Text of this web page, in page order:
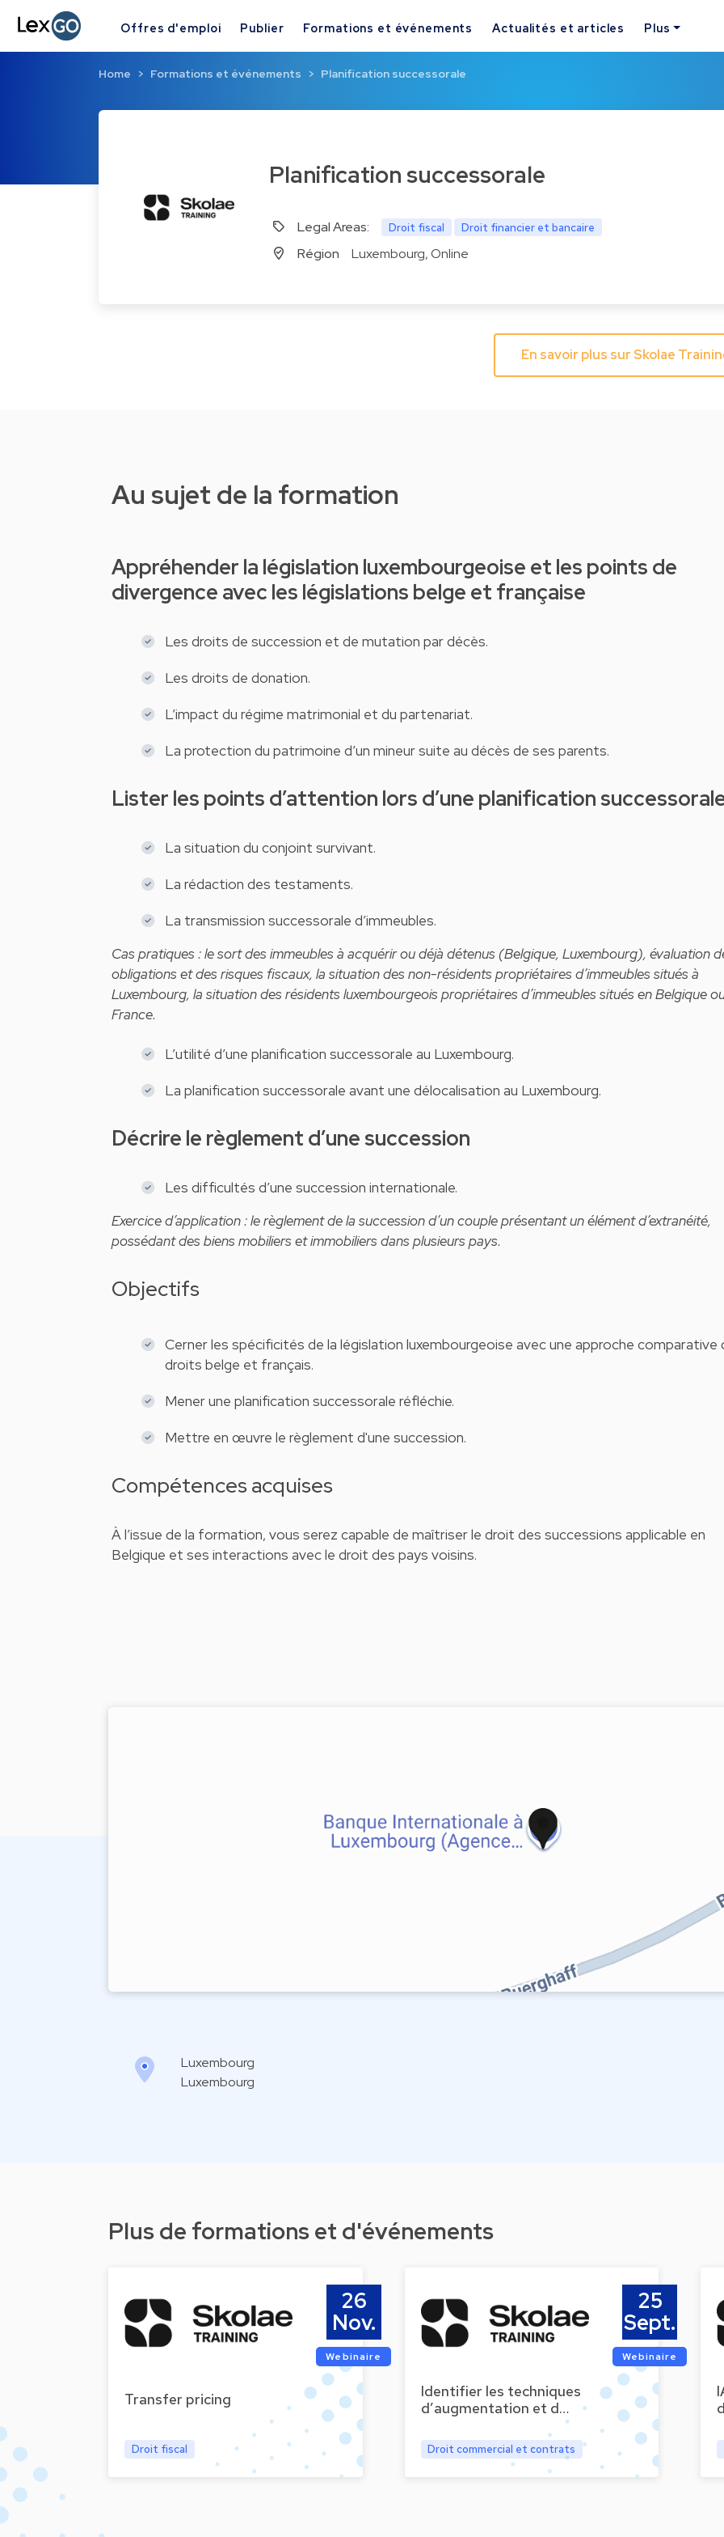
Offres d'emploi Publier Formations et événements Actualités et articles Plus
Home Formations et événements Planification successorale
Planification successorale
Legal Areas: Droit fiscal Droit financier et bancaire
Région Luxembourg, Online
En savoir plus sur Skolae
Au sujet de la formation
Appréhender la législation luxembourgeoise et les points de
divergence avec les législations belge et française
Les droits de succession et de mutation par décès.
Les droits de donation.
L’impact du régime matrimonial et du partenariat.
La protection du patrimoine d’un mineur suite au décès de ses parents.
Lister les points d’attention lors d’une planification
La situation du conjoint survivant.
La rédaction des testaments.
La transmission successorale d’immeubles.
Cas pratiques : le sort des immeubles à acquérir ou déjà détenus (Belgique, Luxembourg), évaluation
obligations et des risques fiscaux, la situation des non-résidents propriétaires d’immeubles situés à
Luxembourg, la situation des résidents luxembourgeois propriétaires d’immeubles situés en Belgique
France.
L’utilité d’une planification successorale au Luxembourg.
La planification successorale avant une délocalisation au Luxembourg.
Décrire le règlement d’une succession
Les difficultés d’une succession internationale.
Exercice d’application : le règlement de la succession d’un couple présentant un élément d’extranéité,
possédant des biens mobiliers et immobiliers dans plusieurs pays.
Objectifs
Cerner les spécificités de la législation luxembourgeoise avec une approche comparative
droits belge et français.
Mener une planification successorale réfléchie.
Mettre en œuvre le règlement d'une succession.
Compétences acquises
À l’issue de la formation, vous serez capable de maîtriser le droit des successions applicable en
Belgique et ses interactions avec le droit des pays voisins.
Luxembourg
Luxembourg
Plus de formations et d'événements
Transfer pricing
Droit fiscal
26
Nov.
Webinaire
Identifier les techniques
d’augmentation et d…
Droit commercial et contrats
25
Sept.
Webinaire